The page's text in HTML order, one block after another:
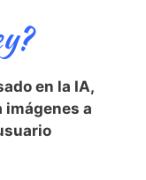
en la IA,
a